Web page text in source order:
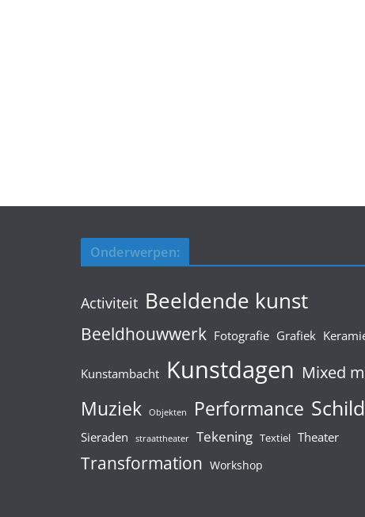
Onderwerpen:
Activiteit Beeldende kunst
Beeldhouwwerk Fotografie Grafiek
Kunstambacht Kunstdagen Mixed
Muziek Objekten Performance
Sieraden straattheater Tekening Textiel Theater
Transformation Workshop